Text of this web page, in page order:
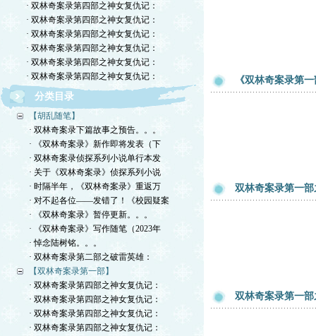
· 双林奇案录第四部之神女复仇记：
· 双林奇案录第四部之神女复仇记：
· 双林奇案录第四部之神女复仇记：
· 双林奇案录第四部之神女复仇记：
· 双林奇案录第四部之神女复仇记：
· 双林奇案录第四部之神女复仇记：
分类目录
【胡乱随笔】
· 双林奇案录下篇故事之预告。。。
· 《双林奇案录》新作即将发表（下
· 双林奇案录侦探系列小说单行本发
· 关于《双林奇案录》侦探系列小说
· 时隔半年，《双林奇案录》重返万
· 对不起各位——发错了！《校园疑案
· 《双林奇案录》暂停更新。。。
· 《双林奇案录》写作随笔（2023年
· 悼念陆树铭。。。
· 双林奇案录第二部之破雷英雄：
【双林奇案录第一部】
· 双林奇案录第四部之神女复仇记：
· 双林奇案录第四部之神女复仇记：
· 双林奇案录第四部之神女复仇记：
· 双林奇案录第四部之神女复仇记：
《双林奇案录第
双林奇案录第一
双林奇案录第一